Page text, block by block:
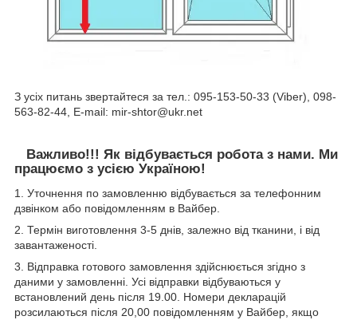
З усіх питань звертайтеся за тел.: 095-153-50-33 (Viber), 098-
563-82-44, E-mail: mir-shtor@ukr.net
Важливо!!! Як відбувається робота з нами. Ми
працюємо з усією Україною!
1. Уточнення по замовленню відбувається за телефонним
дзвінком або повідомленням в Вайбер.
2. Термін виготовлення 3-5 днів, залежно від тканини, і від
завантаженості.
3. Відправка готового замовлення здійснюється згідно з
даними у замовленні. Усі відправки відбуваються у
встановлений день після 19.00. Номери декларацій
розсилаються після 20,00 повідомленням у Вайбер, якщо